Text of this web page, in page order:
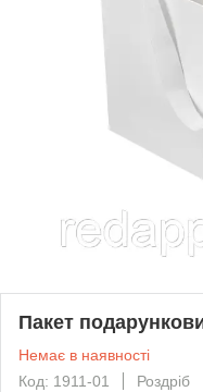
Пакет
Немає в наявності
Код: 1911-01
Роздріб